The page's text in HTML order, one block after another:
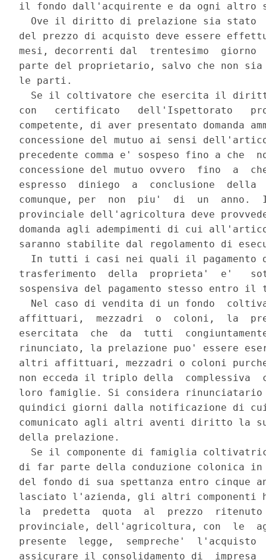
il fondo dall'acquirente e da ogni altro
Ove il diritto di prelazione sia stato
del prezzo di acquisto deve essere
mesi, decorrenti dal  trentesimo
parte del proprietario, salvo che non
le parti.
Se il coltivatore che esercita il
con   certificato   dell'Ispettorato
competente, di aver presentato domanda
concessione del mutuo ai sensi
precedente comma e' sospeso fino a
concessione del mutuo ovvero  fino  a
espresso  diniego  a  conclusione
comunque, per  non  piu'  di  un
provinciale dell'agricoltura deve
domanda agli adempimenti di cui
saranno stabilite dal regolamento di
In tutti i casi nei quali il pagamento
trasferimento  della  proprieta'  e'
sospensiva del pagamento stesso
Nel caso di vendita di un fondo
affittuari,  mezzadri  o  coloni,  la
esercitata  che  da  tutti
rinunciato, la prelazione puo' essere
altri affittuari, mezzadri o coloni
non ecceda il triplo della  complessiva
loro famiglie. Si considera
quindici giorni dalla notificazione di cui
comunicato agli altri aventi diritto la
della prelazione.
Se il componente di famiglia
di far parte della conduzione colonica in
del fondo di sua spettanza entro
lasciato l'azienda, gli altri componenti
la  predetta  quota  al  prezzo
provinciale, dell'agricoltura, con  le
presente  legge,  sempreche'
assicurare il consolidamento di